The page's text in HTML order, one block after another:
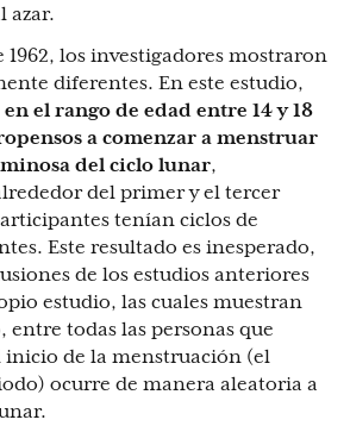
azar.
1962, los investigadores mostraron
diferentes. En este estudio,
el rango de edad entre 14 y 18
a comenzar a menstruar
del ciclo lunar,
del primer y el tercer
tenían ciclos de
Este resultado es inesperado,
de los estudios anteriores
estudio, las cuales muestran
todas las personas que
de la menstruación (el
ocurre de manera aleatoria a